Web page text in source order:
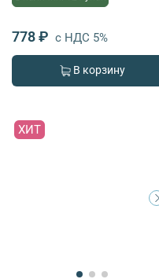
778 ₽ с НДС 5%
В корзину
ХИТ